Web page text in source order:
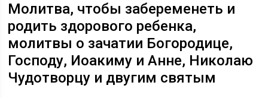
Молитва, чтобы забеременеть и
родить здорового ребенка,
молитвы о зачатии Богородице,
Господу, Иоакиму и Анне, Николаю
Чудотворцу и двугим святым